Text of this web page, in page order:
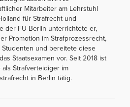
Mitarbeiter am Lehrstuhl
für Strafrecht und
der FU Berlin unterrichtete er,
Promotion im Strafprozessrecht,
Studenten und bereitete diese
Staatsexamen vor. Seit 2018 ist
als Strafverteidiger im
in Berlin tätig.